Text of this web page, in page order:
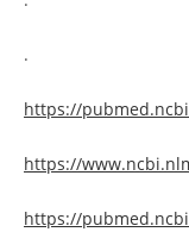
.
https://
https://
https://